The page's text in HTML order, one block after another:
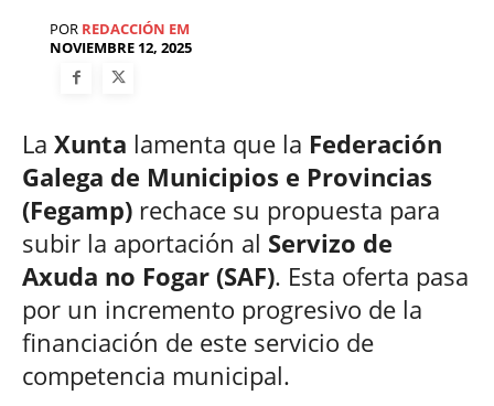
POR REDACCIÓN EM
NOVIEMBRE 12, 2025
La Xunta lamenta que la Federación
Galega de Municipios e Provincias
(Fegamp) rechace su propuesta para
subir la aportación al Servizo de
Axuda no Fogar (SAF). Esta oferta pasa
por un incremento progresivo de la
financiación de este servicio de
competencia municipal.